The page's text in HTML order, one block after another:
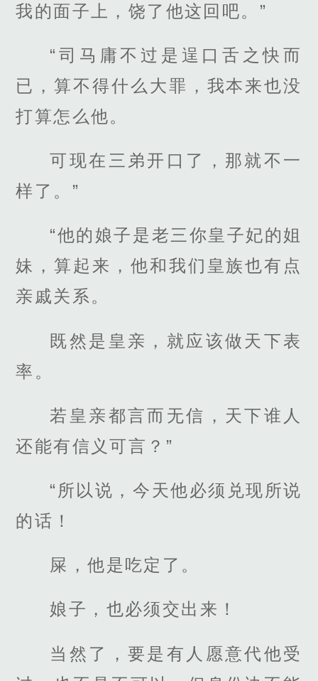
我的面子上，饶了他这回吧。”
“司马庸不过是逞口舌之快而
已，算不得什么大罪，我本来也没
打算怎么他。
可现在三弟开口了，那就不一
样了。”
“他的娘子是老三你皇子妃的姐
妹，算起来，他和我们皇族也有点
亲戚关系。
既然是皇亲，就应该做天下表
率。
若皇亲都言而无信，天下谁人
还能有信义可言？”
“所以说，今天他必须兑现所说
的话！
屎，他是吃定了。
娘子，也必须交出来！
当然了，要是有人愿意代他受